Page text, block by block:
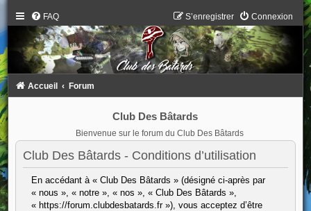
FAQ Connexion
S’enregistrer
Accueil Forum
Club Des Bâtards
Bienvenue sur le forum du Club Des Bâtards
Club Des Bâtards - Conditions d’utilisation
En accédant à « Club Des Bâtards » (désigné ci-après par
« nous », « notre », « nos », « Club Des Bâtards »,
« https://forum.clubdesbatards.fr »), vous acceptez d’être